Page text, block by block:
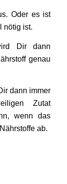
Oder es ist
nötig ist.
Dir dann
genau
dann immer
Zutat
wenn das
ab.